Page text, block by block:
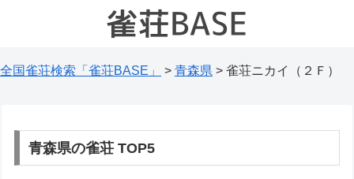
全国雀荘検索「雀荘BASE」 > 青森県 > 雀荘ニカイ（２Ｆ）
青森県の雀荘 TOP5